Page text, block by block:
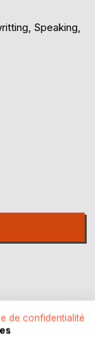
Speaking,
de confidentialité